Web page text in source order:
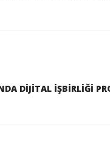
DİJİTAL İŞBİRLİĞİ